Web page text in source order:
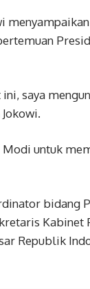
saya
Modi untuk
bidang
Republik